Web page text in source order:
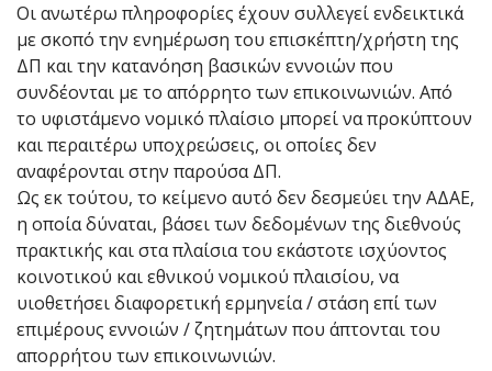
Οι ανωτέρω πληροφορίες έχουν συλλεγεί ενδεικτικά
με σκοπό την ενημέρωση του επισκέπτη/χρήστη της
ΔΠ και την κατανόηση βασικών εννοιών που
συνδέονται με το απόρρητο των επικοινωνιών. Από
το υφιστάμενο νομικό πλαίσιο μπορεί να προκύπτουν
και περαιτέρω υποχρεώσεις, οι οποίες δεν
αναφέρονται στην παρούσα ΔΠ.
Ως εκ τούτου, το κείμενο αυτό δεν δεσμεύει την ΑΔΑΕ,
η οποία δύναται, βάσει των δεδομένων της διεθνούς
πρακτικής και στα πλαίσια του εκάστοτε ισχύοντος
κοινοτικού και εθνικού νομικού πλαισίου, να
υιοθετήσει διαφορετική ερμηνεία / στάση επί των
επιμέρους εννοιών / ζητημάτων που άπτονται του
απορρήτου των επικοινωνιών.